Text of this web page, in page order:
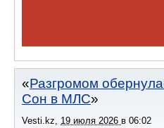
Разгромом
Сон в МЛС
Vesti.kz 19 июля 2026 в 06:02